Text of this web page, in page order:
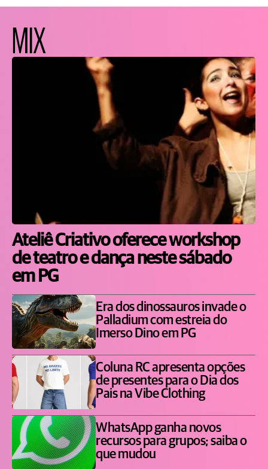
MIX
Ateliê Criativo oferece workshop
de teatro e dança neste sábado
em PG
Era dos dinossauros invade o
Palladium com estreia do
Imerso Dino em PG
Coluna RC apresenta opções
de presentes para o Dia dos
Pais na Vibe Clothing
WhatsApp ganha novos
recursos para grupos; saiba o
que mudou